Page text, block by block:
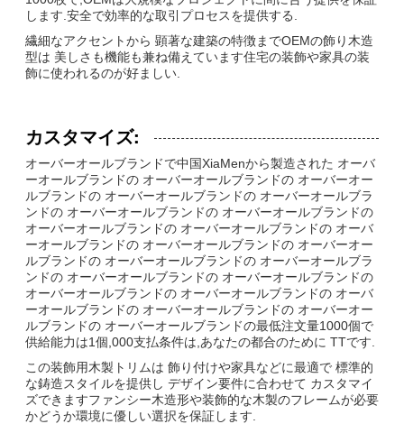
します.安全で効率的な取引プロセスを提供する.
繊細なアクセントから 顕著な建築の特徴までOEMの飾り木造
型は 美しさも機能も兼ね備えています住宅の装飾や家具の装
飾に使われるのが好ましい.
カスタマイズ:
オーバーオールブランドで中国XiaMenから製造された オーバ
ーオールブランドの オーバーオールブランドの オーバーオー
ルブランドの オーバーオールブランドの オーバーオールブラ
ンドの オーバーオールブランドの オーバーオールブランドの
オーバーオールブランドの オーバーオールブランドの オーバ
ーオールブランドの オーバーオールブランドの オーバーオー
ルブランドの オーバーオールブランドの オーバーオールブラ
ンドの オーバーオールブランドの オーバーオールブランドの
オーバーオールブランドの オーバーオールブランドの オーバ
ーオールブランドの オーバーオールブランドの オーバーオー
ルブランドの オーバーオールブランドの最低注文量1000個で
供給能力は1個,000支払条件は,あなたの都合のために TTです.
この装飾用木製トリムは 飾り付けや家具などに最適で 標準的
な鋳造スタイルを提供し デザイン要件に合わせて カスタマイ
ズできますファンシー木造形や装飾的な木製のフレームが必要
かどうか環境に優しい選択を保証します.